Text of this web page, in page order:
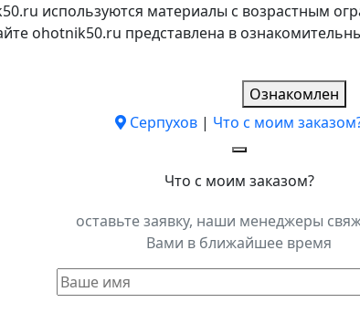
используются материалы с возрастным
ohotnik50.ru представлена в
Ознакомлен
Серпухов | Что с моим
Что с моим заказом?
оставьте заявку, наши менеджеры
Вами в ближайшее время